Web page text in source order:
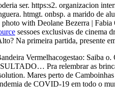
ser. https:s2. organizacion
htmgt. onbsp. a marido de
with Deolane Bezerra |
sessoes exclusivas de cinema
Na primeira partida, presente
Vermelhacogestao:
Pra relembrar as
Mares perto de
de COVID-19 em todo o